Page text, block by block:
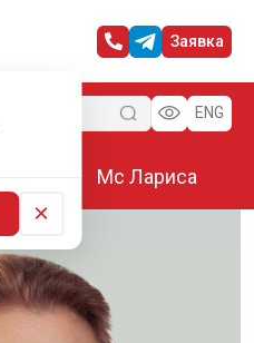
×
Заявка
ENG
Мс Лариса